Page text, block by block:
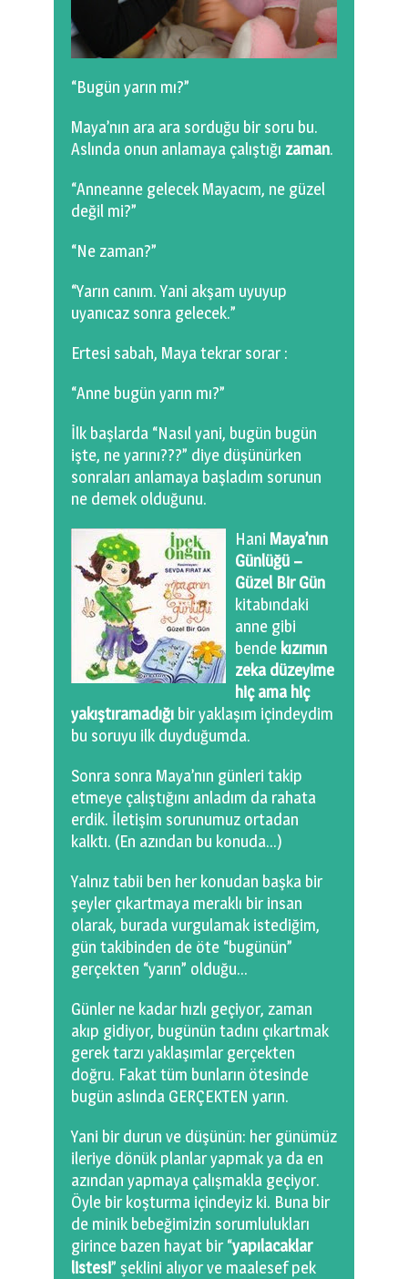
0 km.Bızdıklar Yazılarım
Filmlerimiz
Hadi Bize Yazın
“Bugün yarın mı?”
Maya’nın ara ara sorduğu bir soru bu.
Aslında onun anlamaya çalıştığı zaman.
“Anneanne gelecek Mayacım, ne güzel
değil mi?”
“Ne zaman?”
“Yarın canım. Yani akşam uyuyup
uyanıcaz sonra gelecek.”
Ertesi sabah, Maya tekrar sorar :
“Anne bugün yarın mı?”
İlk başlarda “Nasıl yani, bugün bugün
işte, ne yarını???” diye düşünürken
sonraları anlamaya başladım sorunun
ne demek olduğunu.
Hani Maya’nın
Günlüğü –
Güzel Bir Gün
kitabındaki
anne gibi
bende kızımın
zeka düzeyime
hiç ama hiç
yakıştıramadığı bir yaklaşım içindeydim
bu soruyu ilk duyduğumda.
Sonra sonra Maya’nın günleri takip
etmeye çalıştığını anladım da rahata
erdik. İletişim sorunumuz ortadan
kalktı. (En azından bu konuda…)
Yalnız tabii ben her konudan başka bir
şeyler çıkartmaya meraklı bir insan
olarak, burada vurgulamak istediğim,
gün takibinden de öte “bugünün”
gerçekten “yarın” olduğu…
Günler ne kadar hızlı geçiyor, zaman
akıp gidiyor, bugünün tadını çıkartmak
gerek tarzı yaklaşımlar gerçekten
doğru. Fakat tüm bunların ötesinde
bugün aslında GERÇEKTEN yarın.
Yani bir durun ve düşünün: her günümüz
ileriye dönük planlar yapmak ya da en
azından yapmaya çalışmakla geçiyor.
Öyle bir koşturma içindeyiz ki. Buna bir
de minik bebeğimizin sorumlulukları
girince bazen hayat bir “yapılacaklar
listesi” şeklini alıyor ve maalesef pek